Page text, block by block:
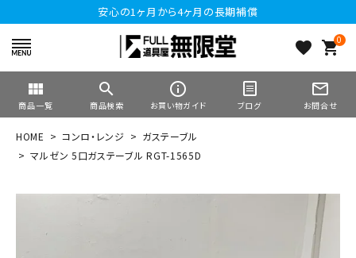
安心の1ヶ月から4ヶ月の長期補償
favorite 0
shopping_cart
view_module
商品一覧
search
商品検索
info_outline
お買い物ガイド ブログ
mail_outline
お問合せ
HOME コンロ・レンジ
ガステーブル
マルゼン 5口ガステーブル RGT-1565D